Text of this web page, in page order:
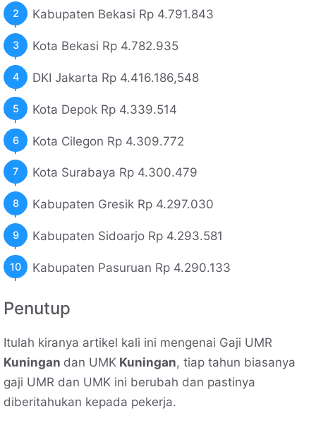
Kabupaten Bekasi Rp 4.791.843
Kota Bekasi Rp 4.782.935
DKI Jakarta Rp 4.416.186,548
Kota Depok Rp 4.339.514
Kota Cilegon Rp 4.309.772
Kota Surabaya Rp 4.300.479
Kabupaten Gresik Rp 4.297.030
Kabupaten Sidoarjo Rp 4.293.581
Kabupaten Pasuruan Rp 4.290.133
Penutup
Itulah kiranya artikel kali ini mengenai Gaji UMR
Kuningan dan UMK Kuningan, tiap tahun biasanya
gaji UMR dan UMK ini berubah dan pastinya
diberitahukan kepada pekerja.